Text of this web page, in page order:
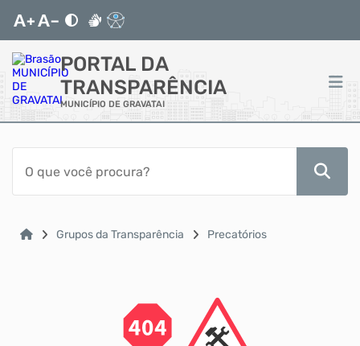
PORTAL DA
TRANSPARÊNCIA
MUNICÍPIO DE GRAVATAI
ACESSO RÁPIDO
Acessibilidade
CidadãoGrupos da Transparência Precatórios